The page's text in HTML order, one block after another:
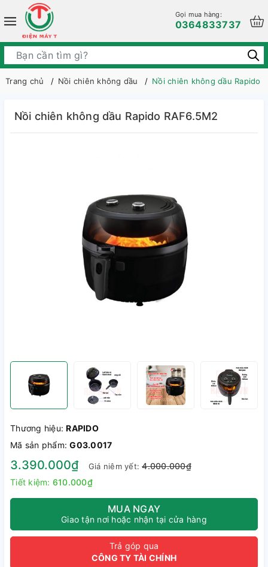
Gọi mua hàng:
0364833737
Trang chủ Nồi chiên không dầu Nồi chiên không dầu Rapido
Nồi chiên không dầu Rapido RAF6.5M2
Thương hiệu:RAPIDO
Mã sản phẩm:G03.0017
3.390.000₫ Giá niêm yết:4.000.000₫
Tiết kiệm: 610.000₫
MUA NGAY
Giao tận nơi hoặc nhận tại cửa hàng
Trả góp qua
CÔNG TY TÀI CHÍNH